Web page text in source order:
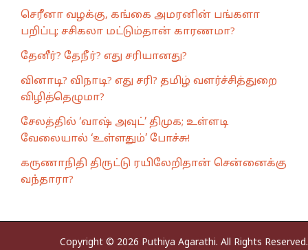
செரீனா வழக்கு, கங்கை அமரனின் பங்களா
பறிப்பு; சசிகலா மட்டும்தான் காரணமா?
தேனீர்? தேநீர்? எது சரியானது?
வினாடி? விநாடி? எது சரி? தமிழ் வளர்ச்சித்துறை
விழித்தெழுமா?
சேலத்தில் ‘வாஷ் அவுட்’ திமுக; உள்ளடி
வேலையால் ‘உள்ளதும்’ போச்சு!
கருணாநிதி திருட்டு ரயிலேறிதான் சென்னைக்கு
வந்தாரா?
Copyright © 2026 Puthiya Agarathi. All Rights Reserved.